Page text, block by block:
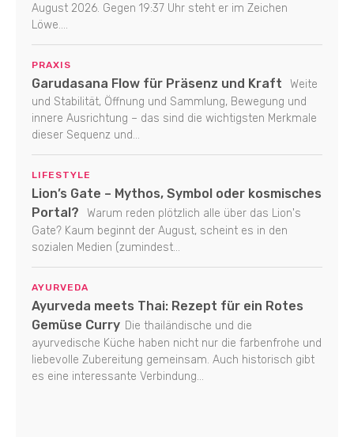
August 2026. Gegen 19:37 Uhr steht er im Zeichen
Löwe....
PRAXIS
Garudasana Flow für Präsenz und Kraft
Weite
und Stabilität, Öffnung und Sammlung, Bewegung und
innere Ausrichtung – das sind die wichtigsten Merkmale
dieser Sequenz und...
LIFESTYLE
Lion’s Gate – Mythos, Symbol oder kosmisches
Portal?
Warum reden plötzlich alle über das Lion's
Gate? Kaum beginnt der August, scheint es in den
sozialen Medien (zumindest...
AYURVEDA
Ayurveda meets Thai: Rezept für ein Rotes
Gemüse Curry Die thailändische und die
ayurvedische Küche haben nicht nur die farbenfrohe und
liebevolle Zubereitung gemeinsam. Auch historisch gibt
es eine interessante Verbindung...